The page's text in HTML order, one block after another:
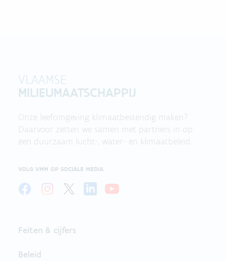
VLAAMSE
MILIEUMAATSCHAPPIJ
Onze leefomgeving klimaatbestendig maken?
Daarvoor zetten we samen met partners in op
een duurzaam lucht-, water- en klimaatbeleid.
VOLG VMM OP SOCIALE MEDIA
Feiten & cijfers
Beleid